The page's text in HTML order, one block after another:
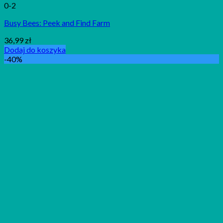
0-2
Busy Bees: Peek and Find Farm
36,99 zł
Dodaj do koszyka
-40%